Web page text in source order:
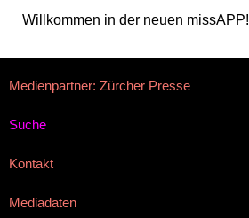
Willkommen in der neuen missAPP!
Medienpartner: Zürcher Presse
Suche
Kontakt
Mediadaten